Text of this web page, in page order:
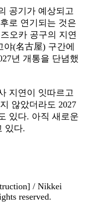
공기가 예상되고
로 연기되는 것은
오카 공구의 지연
(名古屋) 구간에
년 개통을 단념했
지연이 잇따르고
않았더라도 2027
있다. 아직 새로운
있다.
/ Nikkei
reserved.